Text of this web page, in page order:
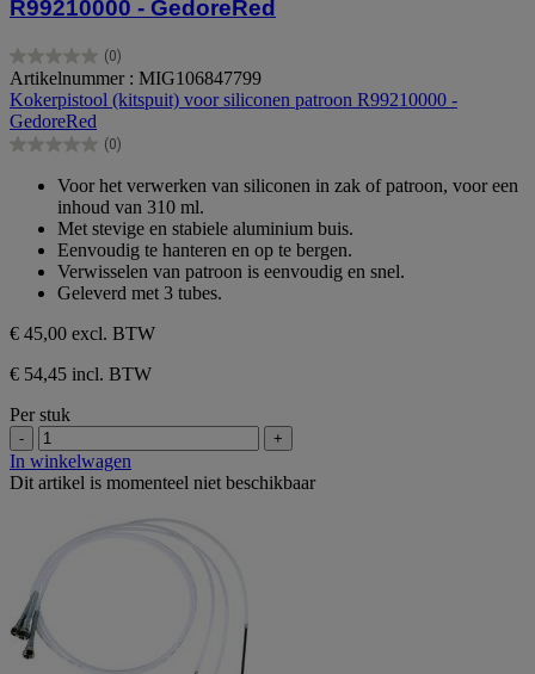
R99210000 - GedoreRed
(0)
0.0
van
de
5
sterren.
Artikelnummer : MIG106847799
Kokerpistool (kitspuit) voor siliconen patroon R99210000 -
GedoreRed
(0)
0.0
sterren.
Voor het verwerken van siliconen in zak of patroon, voor een
inhoud van 310 ml.
Met stevige en stabiele aluminium buis.
Eenvoudig te hanteren en op te bergen.
Verwisselen van patroon is eenvoudig en snel.
Geleverd met 3 tubes.
€ 45,00 excl. BTW
€ 54,45 incl. BTW
Per stuk
- +
In winkelwagen
Dit artikel is momenteel niet beschikbaar